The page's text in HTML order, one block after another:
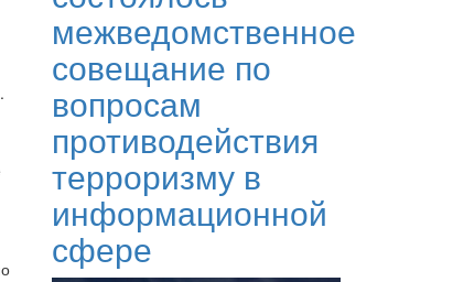
межведомственное
совещание по
вопросам
противодействия
терроризму в
информационной
сфере